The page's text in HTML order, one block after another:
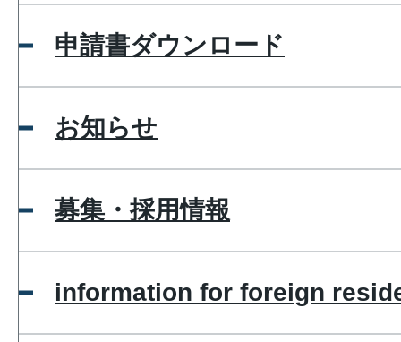
申請書ダウンロード
お知らせ
募集・採用情報
information for foreign